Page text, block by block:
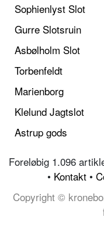
Sophienlyst Slot
Gurre Slotsruin
Asbølholm Slot
Torbenfeldt
Marienborg
Klelund Jagtslot
Astrup gods
Foreløbig 1.096
• Kontakt •
Copyright ©